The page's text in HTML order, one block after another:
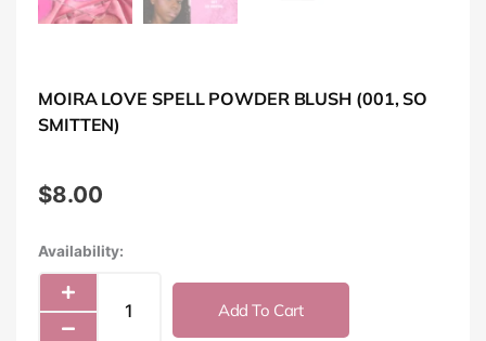
MOIRA LOVE SPELL POWDER BLUSH (001, SO
SMITTEN)
$8.00
Availability:
MOIRA
Powder
Add To Cart